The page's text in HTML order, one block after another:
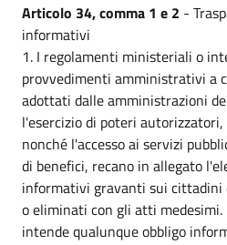
Articolo 34, comma 1 e 2 -
informativi
1. I regolamenti ministeriali o
provvedimenti amministrativi a
adottati dalle amministrazioni
l'esercizio di poteri
nonché l'accesso ai servizi
di benefici, recano in allegato
informativi gravanti sui
o eliminati con gli atti
intende qualunque obbligo